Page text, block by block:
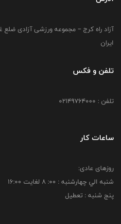
آزاد راه کرج – مجموعه ورزشی آزادی
ایران
تلفن و فکس
تلفن : 02149764000
ساعات کار
روزهای عادی:
شنبه الي چهارشنبه : 00: 8 لغايت 16:00
پنج شنبه : تعطیل